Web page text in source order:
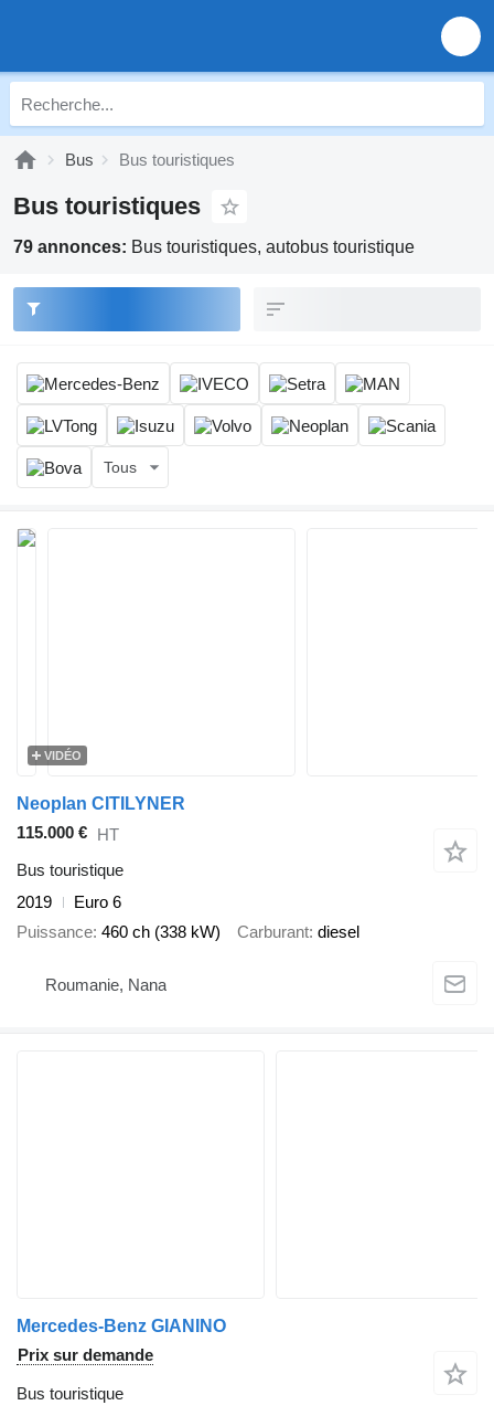
Bus Bus touristiques
Bus touristiques
79 annonces: Bus touristiques, autobus touristique
Tous
VIDÉO
Neoplan CITILYNER
115.000 € HT
Bus touristique
2019
Euro 6
Puissance 460 ch (338 kW) Carburant diesel
Roumanie, Nana
Mercedes-Benz GIANINO
Prix sur demande
Bus touristique